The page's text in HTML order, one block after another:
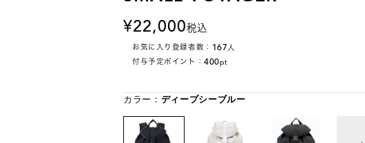
22,000税込
お気に入り登録者数： 167人
付与予定ポイント：400pt
カラー： ディープシーブルー